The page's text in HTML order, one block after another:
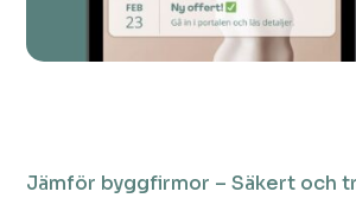
Jämför byggfirmor – Säkert och